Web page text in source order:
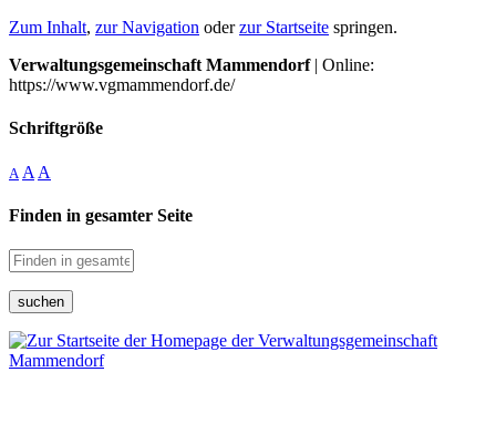
Zum Inhalt, zur Navigation oderzur Startseite springen.
Verwaltungsgemeinschaft Mammendorf| Online:
https://www.vgmammendorf.de/
Schriftgröße
A A A
Finden in gesamter Seite
suchen